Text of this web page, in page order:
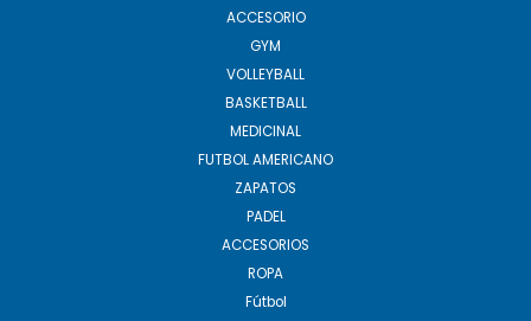
ACCESORIO
GYM
VOLLEYBALL
BASKETBALL
MEDICINAL
FUTBOL AMERICANO
ZAPATOS
PADEL
ACCESORIOS
ROPA
Fútbol